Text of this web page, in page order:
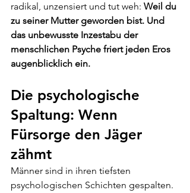
radikal, unzensiert und tut weh: Weil du
zu seiner Mutter geworden bist. Und
das unbewusste Inzestabu der
menschlichen Psyche friert jeden Eros
augenblicklich ein.
Die psychologische
Spaltung: Wenn
Fürsorge den Jäger
zähmt
Männer sind in ihren tiefsten
psychologischen Schichten gespalten.